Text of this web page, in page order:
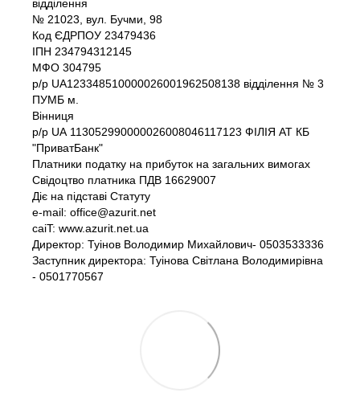
відділення
№ 21023, вул. Бучми, 98
Код ЄДРПОУ 23479436
IПH 234794312145
МФО 304795
р/р UA123348510000026001962508138 відділення № 3
ПУМБ м.
Вінниця
р/р UА 113052990000026008046117123 ФІЛІЯ АТ КБ
"ПриватБанк"
Платники податку на прибуток на загальних вимогах
Свідоцтво платника ПДВ 16629007
Діє на підставі Статуту
e-mail: office@azurit.net
caiT: www.azurit.net.ua
Директор: Туінов Володимир Михайлович- 0503533336
Заступник директора: Туінова Світлана Володимирівна
- 0501770567